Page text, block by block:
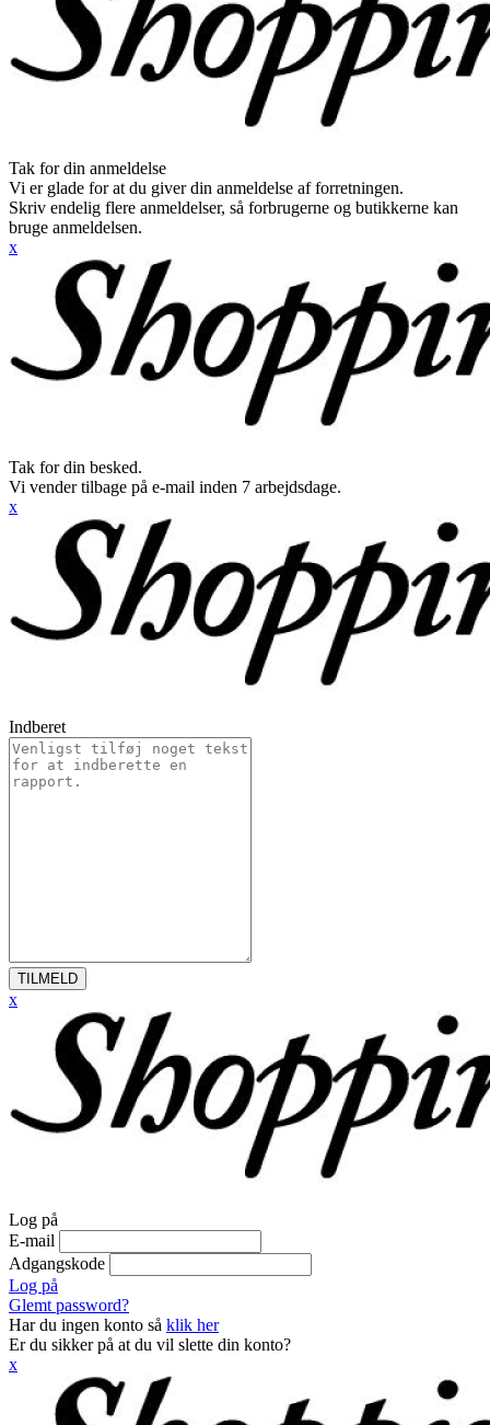
Tak for din anmeldelse
Vi er glade for at du giver din anmeldelse af forretningen.
Skriv endelig flere anmeldelser, så forbrugerne og butikkerne kan
bruge anmeldelsen.
x
Tak for din besked.
Vi vender tilbage på e-mail inden 7 arbejdsdage.
x
Indberet
TILMELD
x
Log på
E-mail
Adgangskode
Log på
Glemt password?
Har du ingen konto så klik her
Er du sikker på at du vil slette din konto?
x